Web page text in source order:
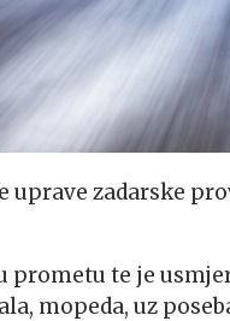
uprave zadarske
prometu te je
mopeda, uz